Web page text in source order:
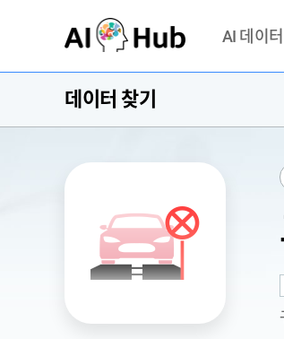
AI 데이터
기관 제공 데이
AI 허브 오픈
데이터 찾기